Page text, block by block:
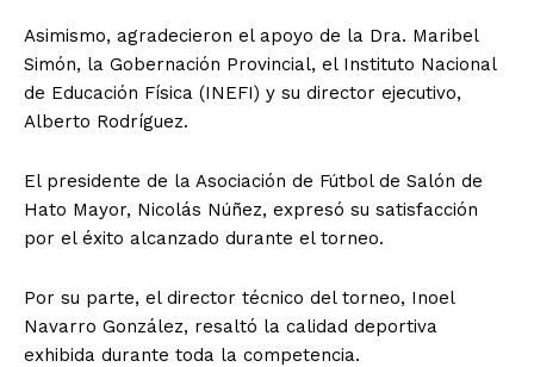
Asimismo, agradecieron el apoyo de la Dra. Maribel
Simón, la Gobernación Provincial, el Instituto Nacional
de Educación Física (INEFI) y su director ejecutivo,
Alberto Rodríguez.
El presidente de la Asociación de Fútbol de Salón de
Hato Mayor, Nicolás Núñez, expresó su satisfacción
por el éxito alcanzado durante el torneo.
Por su parte, el director técnico del torneo, Inoel
Navarro González, resaltó la calidad deportiva
exhibida durante toda la competencia.